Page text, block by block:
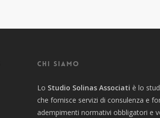
Chi siamo
Lo Studio Solinas Associati è lo
che fornisce servizi di consulenza e
adempimenti normativi obbligatori e